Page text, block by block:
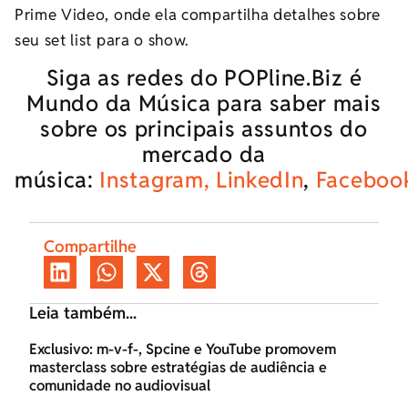
Prime Video, onde ela compartilha detalhes sobre
seu set list para o show.
Siga as redes do POPline.Biz é
Mundo da Música para saber mais
sobre os principais assuntos do
mercado da
música: Instagram, LinkedIn,
Compartilhe
Leia também...
Exclusivo: m-v-f-, Spcine e YouTube promovem
masterclass sobre estratégias de audiência e
comunidade no audiovisual